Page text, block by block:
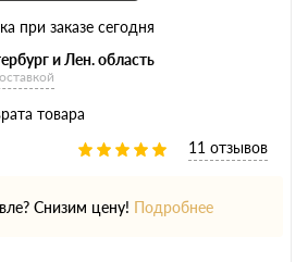
при заказе сегодня
и Лен. область
товара
11 отзывов
Снизим цену! Подробнее